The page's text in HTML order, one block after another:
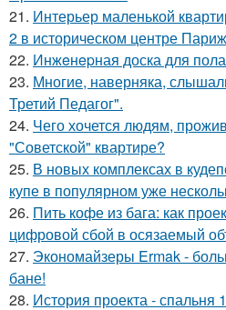
21. Интерьер маленькой
2 в историческом центре
22. Инжeнepная доска для
23. Многие, наверняка,
Третий Педагог".
24. Чего хочется людям,
"Советской" квартире?
25. В новых комплексах в
купе в популярном уже
26. Пить кофе из бага: как
цифровой сбой в осязаемый
27. Экономайзеры Ermak -
бане!
28. История проекта - спальня